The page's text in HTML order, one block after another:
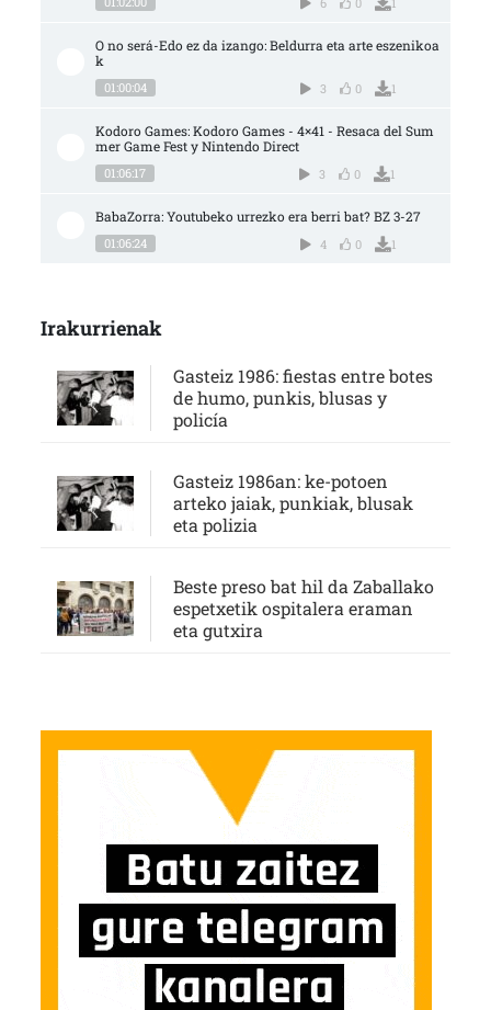
O no será-Edo ez da izango: Beldurra eta arte eszenikoa
k
01:00:04 3 0 1
Kodoro Games: Kodoro Games - 4×41 - Resaca del Sum
mer Game Fest y Nintendo Direct
01:06:17 3 0 1
BabaZorra: Youtubeko urrezko era berri bat? BZ 3-27
01:06:24 4 0 1
Irakurrienak
Gasteiz 1986: fiestas entre botes
de humo, punkis, blusas y
policía
Gasteiz 1986an: ke-potoen
arteko jaiak, punkiak, blusak
eta polizia
Beste preso bat hil da Zaballako
espetxetik ospitalera eraman
eta gutxira